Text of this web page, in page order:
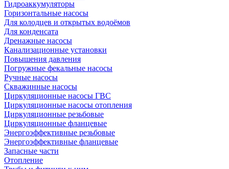
Гидроаккумуляторы
Горизонтальные насосы
Для колодцев и открытых водоёмов
Для конденсата
Дренажные насосы
Канализационные установки
Повышения давления
Погружные фекальные насосы
Ручные насосы
Скважинные насосы
Циркуляционные насосы ГВС
Циркуляционные насосы отопления
Циркуляционные резьбовые
Циркуляционные фланцевые
Энергоэффективные резьбовые
Энергоэффективные фланцевые
Запасные части
Отопление